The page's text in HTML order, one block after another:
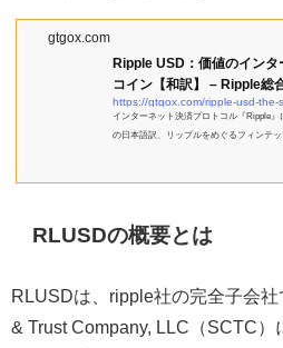
gtgox.com
Ripple USD：価値のイン
コイン【和訳】 – Ripple総
インターネット決済プロトコル『Ripple
の日本語訳、リップルをめぐるフィンテ
RLUSDの概要とは
RLUSDは、ripple社の完全子会
& Trust Company, LLC（SCTC）